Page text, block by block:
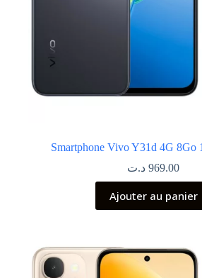
Smartphone Vivo Y31d 4G 8Go
969.00 د.ت
Ajouter au panier